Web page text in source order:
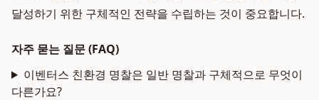
달성하기 위한 구체적인 전략을 수립하는 것이 중요합니다.
자주 묻는 질문 (FAQ)
이벤터스 친환경 명찰은 일반 명찰과 구체적으로 무엇이
다른가요?